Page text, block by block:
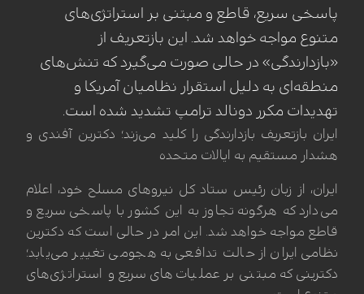
پاسخی سریع، قاطع و مبتنی بر استراتژی‌های
متنوع مواجه خواهد شد. این بازتعریف از
«بازدارندگی» در حالی صورت می‌گیرد که تنش‌های
منطقه‌ای به دلیل استقرار نظامیان آمریکا و
تهدیدات مکرر دونالد ترامپ تشدید شده است.
ایران بازتعریف بازدارندگی را کلید می‌زند؛ دکترین آفندی و
هشدار مستقیم به ایالات متحده
ایران، از زبان رئیس ستاد کل نیروهای مسلح خود، اعلام
می‌دارد که هرگونه تجاوز به این کشور با پاسخی سریع و
قاطع مواجه خواهد شد. این امر در حالی است که دکترین
نظامی ایران از حالت تدافعی به هجومی تغییر می‌یابد؛
دکترینی که مبتنی بر عملیات‌های سریع و استراتژی‌های